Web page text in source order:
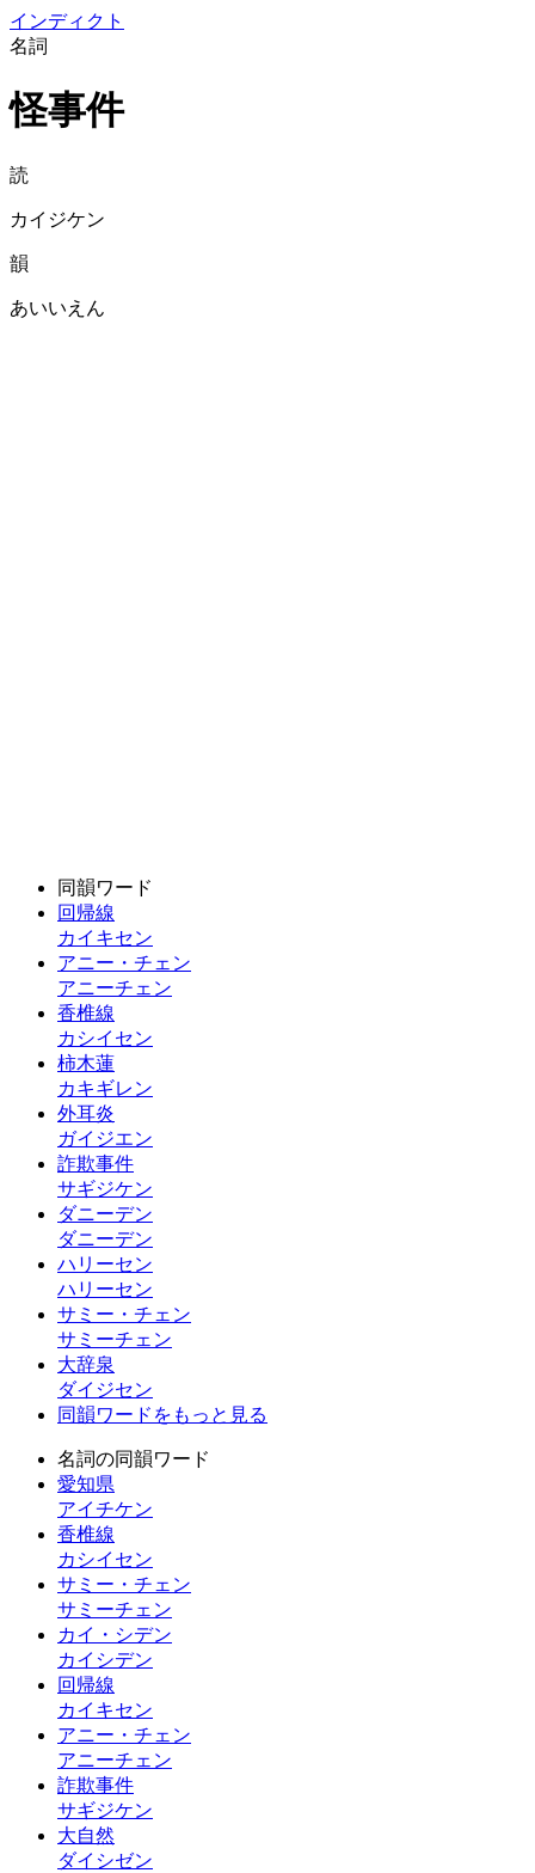
インディクト
名詞
怪事件
読
カイジケン
韻
あいいえん
同韻ワード
回帰線
カイキセン
アニー・チェン
アニーチェン
香椎線
カシイセン
柿木蓮
カキギレン
外耳炎
ガイジエン
詐欺事件
サギジケン
ダニーデン
ダニーデン
ハリーセン
ハリーセン
サミー・チェン
サミーチェン
大辞泉
ダイジセン
同韻ワードをもっと見る
名詞の同韻ワード
愛知県
アイチケン
香椎線
カシイセン
サミー・チェン
サミーチェン
カイ・シデン
カイシデン
回帰線
カイキセン
アニー・チェン
アニーチェン
詐欺事件
サギジケン
大自然
ダイシゼン